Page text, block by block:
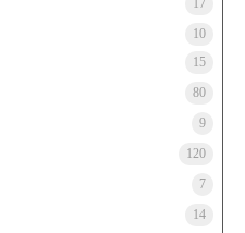
10
15
80
9
120
7
14